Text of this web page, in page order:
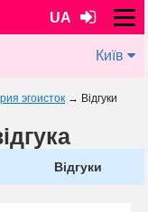
UA
Київ
эгоисток → Відгуки
Відгуки